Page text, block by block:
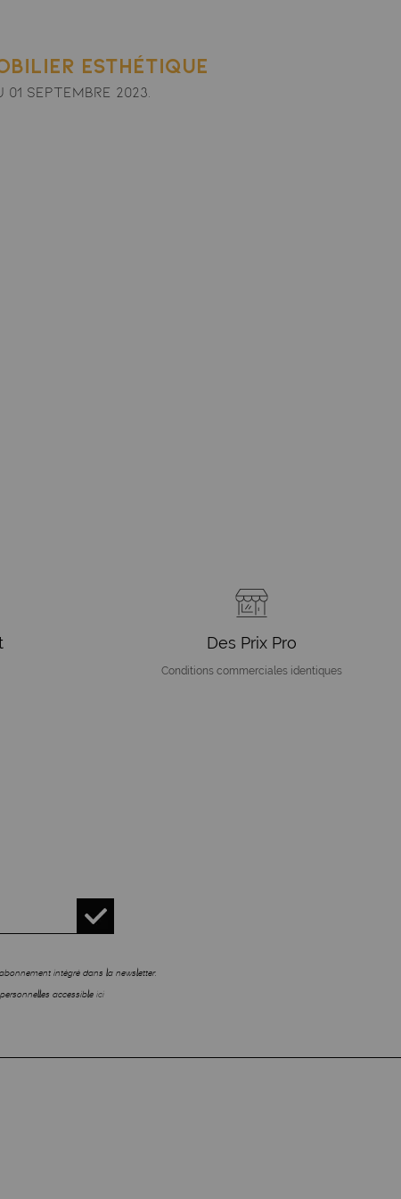
esthétique
septembre 2023.
Des Prix Pro
Conditions commerciales identiques
intégré dans la newsletter.
accessibleici